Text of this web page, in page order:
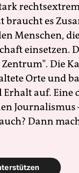
braucht es
Menschen,
einsetzen.
Die
Orte und
Erhalt auf. Eine
Journalismus
Dann